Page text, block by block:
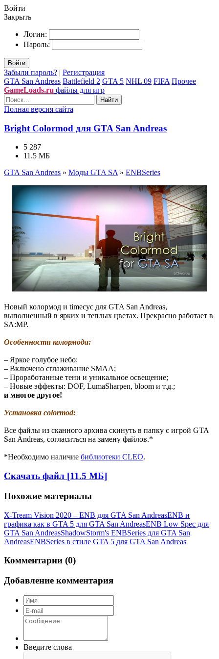
Войти
Закрыть
Логин:
Пароль:
Войти
Забыли пароль? | Регистрация
GTA San Andreas Battlefield 2 GTA 5 NHL 09 FIFA Прочее
GameLoads.ru файлы для игр
Найти
Полная версия сайта
Bright Colormod для GTA San Andreas
5 287
11.5 МБ
GTA San Andreas » Моды GTA SA» ENBSeries
Новый колормод и timecyc для GTA San Andreas,
выполненный в ярких и теплых цветах. Прекрасно работает в
SA:MP.
Особенности колормода:
– Яркое голубое небо;
– Включено сглаживание SMAA;
– Проработанные тени и уникальное освещение;
– Новые эффекты: DOF, LumaSharpen, bloom и т.д.;
и многое другое!
Установка colormod:
Все файлы из сканного архива скинуть в папку с игрой GTA
San Andreas, согласиться на замену файлов.*
*Необходимо наличие библиотеки CLEO.
Скачать файл [11.5 МБ]
Похожие материалы
X-Tream Vision 2020 – ENB для GTA San AndreasENB и
графика как в GTA 5 для GTA San AndreasENB Low Spec для
GTA San AndreasShadowStorm's ENBSeries для GTA San
AndreasENBSeries в стиле GTA 5 для GTA San Andreas
Комментарии (0)
Добавление комментария
Введите слова